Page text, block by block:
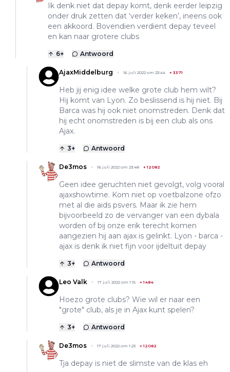
Ik denk niet dat depay komt, denk eerder leipzig
onder druk zetten dat ‘verder keken’, ineens ook
een akkoord. Bovendien verdient depay teveel
en kan naar grotere clubs
6+ Antwoord
AjaxMiddelburg 16 juli 2022 om 23:44 + 3371
Heb jij enig idee welke grote club hem wilt?
Hij komt van Lyon. Zo beslissend is hij niet. Bij
Barca was hij ook niet onomstreden. Denk dat
hij echt onomstreden is bij een club als ons
Ajax.
3+ Antwoord
De3mos 16 juli 2022 om 23:48 +12082
Geen idee geruchten niet gevolgt, volg vooral
ajaxshowtime. Kom niet op voetbalzone ofzo
met al die aids psvers. Maar ik zie hem
bijvoorbeeld zo de vervanger van een dybala
worden of bij onze erik terecht komen
aangezien hij aan ajax is gelinkt. Lyon - barca -
ajax is denk ik niet fijn voor ijdeltuit depay
3+ Antwoord
Leo Valk 17 juli 2022 om 1:15 +1484
Hoezo grote clubs? Wie wil er naar een
"grote" club, als je in Ajax kunt spelen?
3+ Antwoord
De3mos 17 juli 2022 om 1:23 +12082
Tja depay is niet de slimste van de klas eh